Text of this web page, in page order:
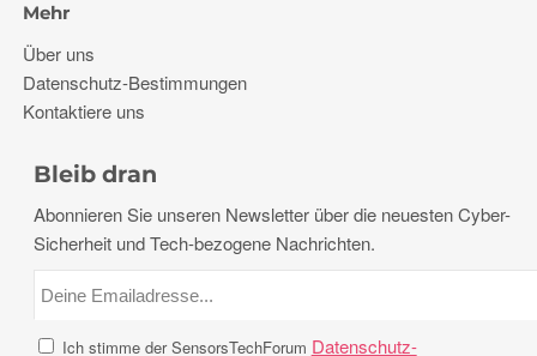
Mehr
Über uns
Datenschutz-Bestimmungen
Kontaktiere uns
Bleib dran
Abonnieren Sie unseren Newsletter über die neuesten Cyber-
Sicherheit und Tech-bezogene Nachrichten.
Ich stimme der SensorsTechForum Datenschutz-